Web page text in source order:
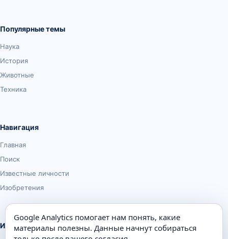
Популярные темы
Наука
История
Животные
Техника
Навигация
Главная
Поиск
Известные личности
Изобретения
Информация
Google Analytics помогает нам понять, какие
материалы полезны. Данные начнут собираться